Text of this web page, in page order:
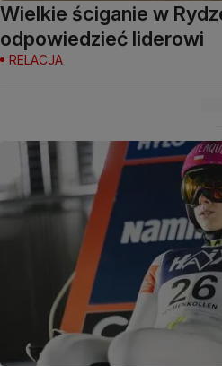
Wielkie ściganie w
odpowiedzieć liderowi
RELACJA